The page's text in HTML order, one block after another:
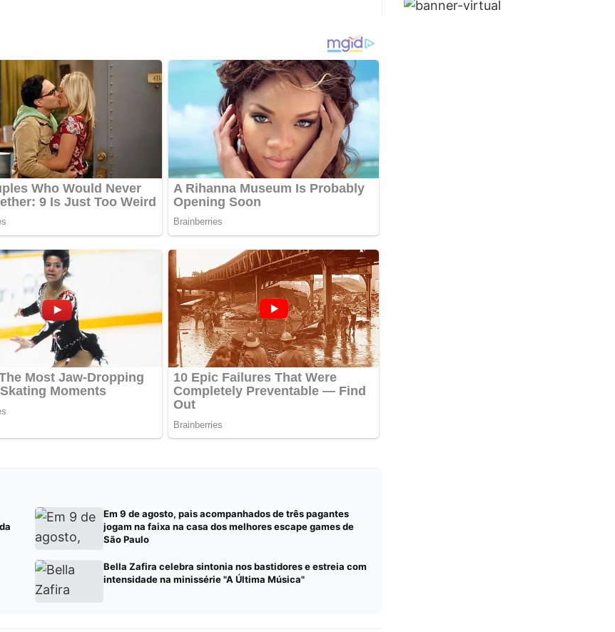
Em 9 de agosto, pais acompanhados de três pagantes
jogam na faixa na casa dos melhores escape games de
São Paulo
Bella Zafira celebra sintonia nos bastidores e estreia com
intensidade na minissérie "A Última Música"